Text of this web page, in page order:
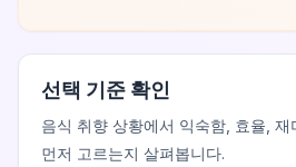
선택 기준 확인
음식 취향 상황에서 익숙함, 효율,
먼저 고르는지 살펴봅니다.